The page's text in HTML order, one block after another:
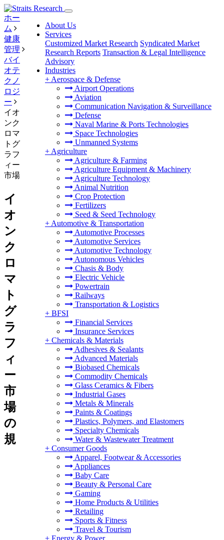
About Us
Services
Customized Market Research Syndicated Market
Research Reports Transaction & Legal Intelligence
Advisory
Industries
+ Aerospace & Defense
Airport Operations
Aviation
Communication Navigation & Surveillance
Defense
Naval Marine & Ports Technologies
Space Technologies
Unmanned Systems
+ Agriculture
Agriculture & Farming
Agriculture Equipment & Machinery
Agriculture Technology
Animal Nutrition
Crop Protection
Fertilizers
Seed & Seed Technology
+ Automotive & Transportation
Automotive Processes
Automotive Services
Automotive Technology
Autonomous Vehicles
Chasis & Body
Electric Vehicle
Powertrain
Railways
Transportation & Logistics
+ BFSI
Financial Services
Insurance Services
+ Chemicals & Materials
Adhesives & Sealants
Advanced Materials
Biobased Chemicals
Commodity Chemicals
Glass Ceramics & Fibers
Industrial Gases
Metals & Minerals
Paints & Coatings
Plastics, Polymers, and Elastomers
Specialty Chemicals
Water & Wastewater Treatment
+ Consumer Goods
Apparel, Footwear & Accessories
Appliances
Baby Care
Beauty & Personal Care
Gaming
Home Products & Utilities
Retailing
Sports & Fitness
Travel & Tourism
+ Energy & Power
ホー
ム
健康
管理
バイ
オテ
クノ
ロジ
ー
イオ
ンク
ロマ
トグ
ラフ
ィー
市場
イ
オ
ン
ク
ロ
マ
ト
グ
ラ
フ
ィ
ー
市
場
の
規